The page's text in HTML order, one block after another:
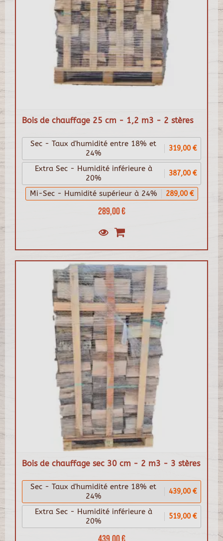
Bois de chauffage 25 cm - 1,2 m3 - 2 stères
289,00 €
Sec - Taux d'humidité entre 18% et
24%
319,00 €
Extra Sec - Humidité inférieure à
20%
387,00 €
Mi-Sec - Humidité supérieur à 24% 289,00 €
Bois de chauffage sec 30 cm - 2 m3 - 3 stères
Sec - Taux d'humidité entre 18% et
24%
439,00 €
Extra Sec - Humidité inférieure à
20%
519,00 €